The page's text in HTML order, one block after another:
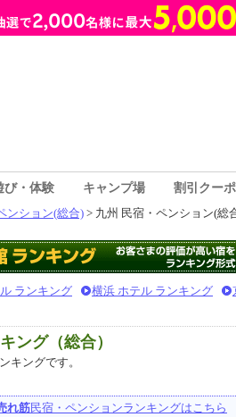
び・体験 キャンプ場 割引クー
ンション(総合)> 九州 民宿・ペンション(総
ランキング 横浜 ホテル ランキング
ング（総合）
キングです。
れ筋民宿・ペンションランキングはこちら